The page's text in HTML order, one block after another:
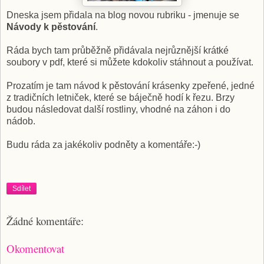
Dneska jsem přidala na blog novou rubriku - jmenuje se
Návody k pěstování.
Ráda bych tam průběžně přidávala nejrůznější krátké
soubory v pdf, které si můžete kdokoliv stáhnout a používat.
Prozatím je tam návod k pěstování krásenky zpeřené, jedné
z tradičních letniček, které se báječně hodí k řezu. Brzy
budou následovat další rostliny, vhodné na záhon i do
nádob.
Budu ráda za jakékoliv podněty a komentáře:-)
Sdílet
Žádné komentáře:
Okomentovat